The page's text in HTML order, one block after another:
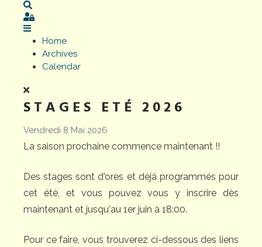
Sign In
Home
Archives
Calendar
STAGES ETÉ 2026
Vendredi 8 Mai 2026
La saison prochaine commence maintenant !!
Des stages sont d'ores et déjà programmés pour
cet été, et vous pouvez vous y inscrire dès
maintenant et jusqu'au 1er juin à 18:00.
Pour ce faire, vous trouverez ci-dessous des liens